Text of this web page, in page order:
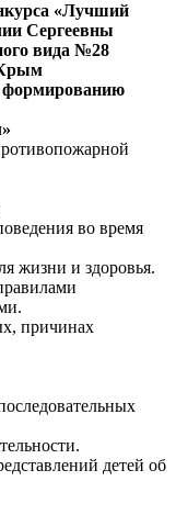
«Лучший
Сергеевны
вида №28
Крым
формированию
во время
жизни и здоровья.
причинах
детей об